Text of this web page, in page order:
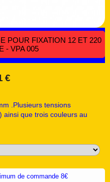
POUR FIXATION 12 ET 220
- VPA 005
€
.Plusieurs tensions
ainsi que trois couleurs au
de commande 8€